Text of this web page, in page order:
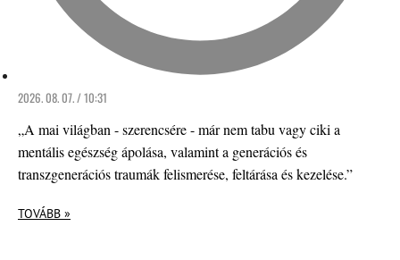
2026. 08. 07. / 10:31
„A mai világban - szerencsére - már nem tabu vagy ciki a
mentális egészség ápolása, valamint a generációs és
transzgenerációs traumák felismerése, feltárása és kezelése.”
TOVÁBB »